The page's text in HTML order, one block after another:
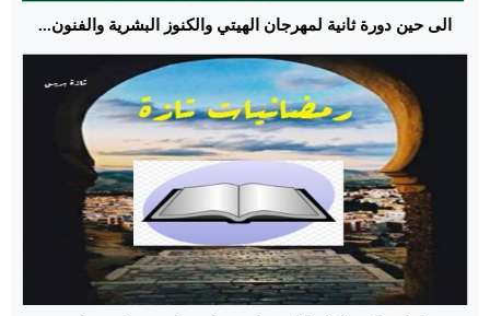
الى حين دورة ثانية لمهرجان الهيتي والكنوز البشرية والفنون...